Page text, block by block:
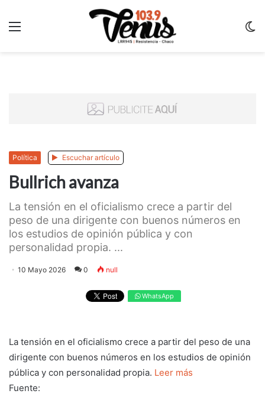
Política Escuchar artículo
Bullrich avanza
La tensión en el oficialismo crece a partir del
peso de una dirigente con buenos números en
los estudios de opinión pública y con
personalidad propia. ...
10 Mayo 2026 0 null
WhatsApp
La tensión en el oficialismo crece a partir del peso de una
dirigente con buenos números en los estudios de opinión
pública y con personalidad propia. Leer más
Fuente: